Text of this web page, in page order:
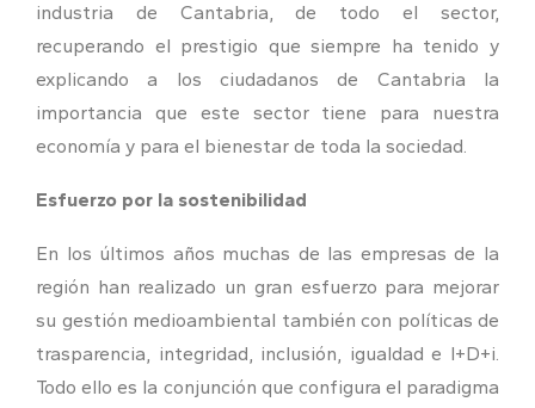
industria de Cantabria, de todo el sector,
recuperando el prestigio que siempre ha tenido y
explicando a los ciudadanos de Cantabria la
importancia que este sector tiene para nuestra
economía y para el bienestar de toda la sociedad.
Esfuerzo por la sostenibilidad
En los últimos años muchas de las empresas de la
región han realizado un gran esfuerzo para mejorar
su gestión medioambiental también con políticas de
trasparencia, integridad, inclusión, igualdad e I+D+i.
Todo ello es la conjunción que configura el paradigma